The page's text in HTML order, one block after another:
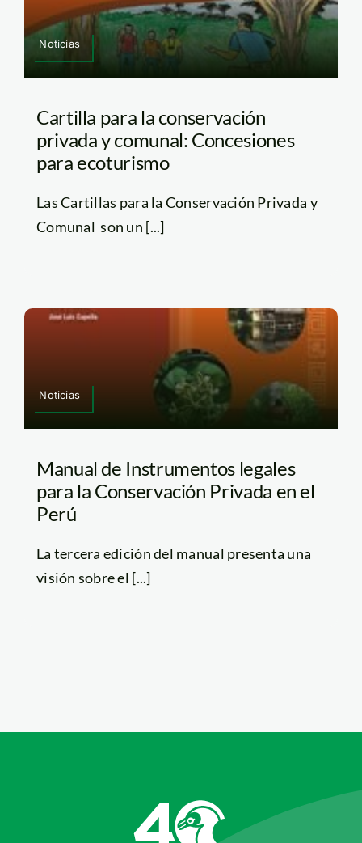
Noticias
Cartilla para la conservación
privada y comunal: Concesiones
para ecoturismo
Las Cartillas para la Conservación Privada y
Comunal son un [...]
Noticias
Manual de Instrumentos legales
para la Conservación Privada en el
Perú
La tercera edición del manual presenta una
visión sobre el [...]